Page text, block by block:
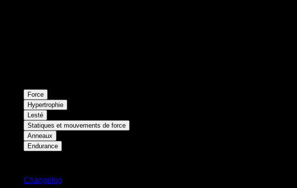
Force
Hypertrophie
Lesté
Statiques et mouvements de force
Anneaux
Endurance
Changelog